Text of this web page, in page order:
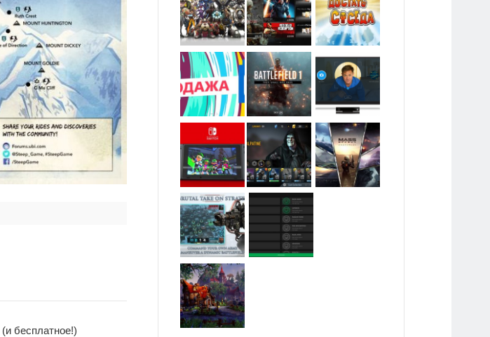
бесплатное!)